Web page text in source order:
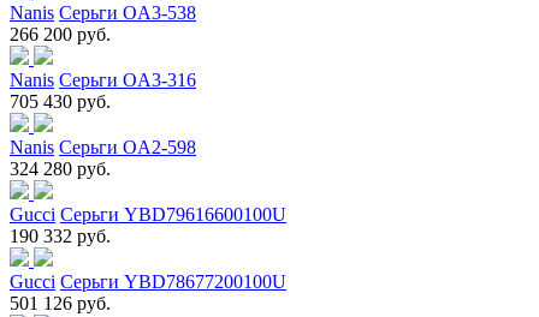
Nanis Серьги OA3-538
266 200 руб.
Nanis Серьги OA3-316
705 430 руб.
Nanis Серьги OA2-598
324 280 руб.
Gucci Серьги YBD79616600100U
190 332 руб.
Gucci Серьги YBD78677200100U
501 126 руб.